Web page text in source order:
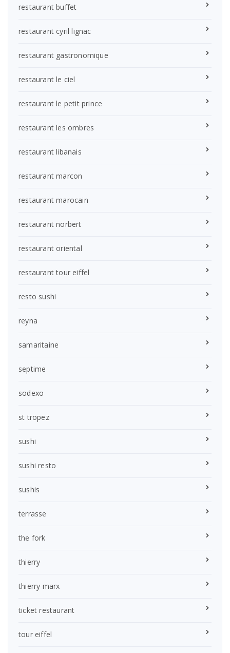
restaurant buffet
restaurant cyril lignac
restaurant gastronomique
restaurant le ciel
restaurant le petit prince
restaurant les ombres
restaurant libanais
restaurant marcon
restaurant marocain
restaurant norbert
restaurant oriental
restaurant tour eiffel
resto sushi
reyna
samaritaine
septime
sodexo
st tropez
sushi
sushi resto
sushis
terrasse
the fork
thierry
thierry marx
ticket restaurant
tour eiffel